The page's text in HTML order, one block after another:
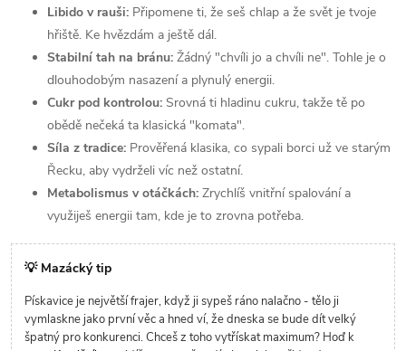
Libido v rauši: Připomene ti, že seš chlap a že svět je tvoje
hřiště. Ke hvězdám a ještě dál.
Stabilní tah na bránu: Žádný "chvíli jo a chvíli ne". Tohle je o
dlouhodobým nasazení a plynulý energii.
Cukr pod kontrolou: Srovná ti hladinu cukru, takže tě po
obědě nečeká ta klasická "komata".
Síla z tradice: Prověřená klasika, co sypali borci už ve starým
Řecku, aby vydrželi víc než ostatní.
Metabolismus v otáčkách: Zrychlíš vnitřní spalování a
využiješ energii tam, kde je to zrovna potřeba.
💡 Mazácký tip
Pískavice je největší frajer, když ji sypeš ráno nalačno - tělo ji
vymlaskne jako první věc a hned ví, že dneska se bude dít velký
špatný pro konkurenci. Chceš z toho vytřískat maximum? Hoď k